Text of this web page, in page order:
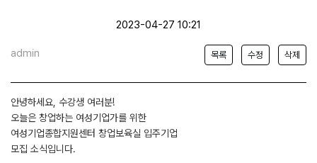
2023-04-27 10:21
admin 목록 수정 삭제
안녕하세요, 수강생 여러분!
오늘은 창업하는 여성기업가를 위한
여성기업종합지원센터 창업보육실 입주기업
모집 소식입니다.